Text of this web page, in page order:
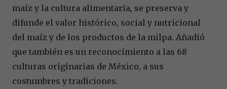
maíz y la cultura alimentaria, se preserva y
difunde el valor histórico, social y nutricional
del maíz y de los productos de la milpa. Añadió
que también es un reconocimiento a las 68
culturas originarias de México, a sus
costumbres y tradiciones.